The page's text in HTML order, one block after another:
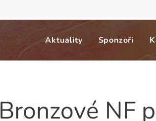
Aktuality Sponzoři
Bronzové NF